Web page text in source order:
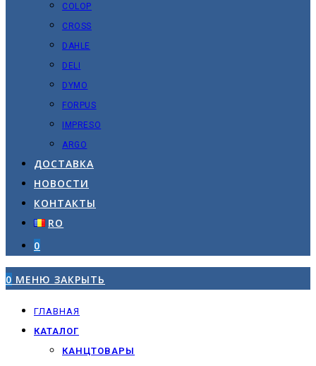
COLOP
CROSS
DAHLE
DELI
DYMO
FORPUS
IMPRESO
ARGO
ДОСТАВКА
НОВОСТИ
КОНТАКТЫ
RO
0
0 МЕНЮ ЗАКРЫТЬ
ГЛАВНАЯ
КАТАЛОГ
КАНЦТОВАРЫ